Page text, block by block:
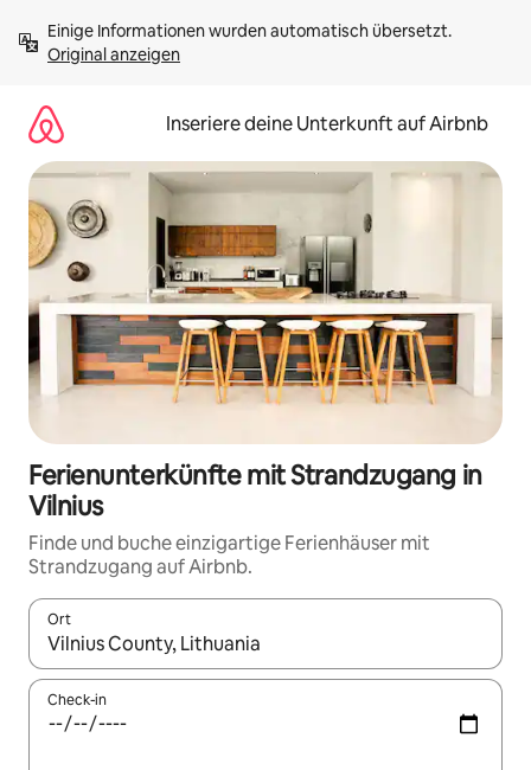
Inhalten
springenOriginal anzeigen
Inseriere deine Unterkunft auf Airbnb
Ferienunterkünfte mit Strandzugang in
Vilnius
Finde und buche einzigartige Ferienhäuser mit
Strandzugang auf Airbnb.
Ort
Wenn Ergebnisse verfügbar sind, navigiere mit den
Check-in